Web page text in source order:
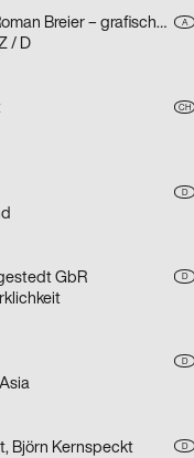
Günter Eder, Roman Breier – grafisches Büro A
/ D
CH
D
GbR D
D
Björn Kernspeckt D